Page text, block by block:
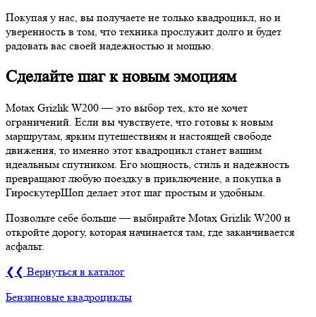
Покупая у нас, вы получаете не только квадроцикл, но и
уверенность в том, что техника прослужит долго и будет
радовать вас своей надежностью и мощью.
Сделайте шаг к новым эмоциям
Motax Grizlik W200 — это выбор тех, кто не хочет
ограничений. Если вы чувствуете, что готовы к новым
маршрутам, ярким путешествиям и настоящей свободе
движения, то именно этот квадроцикл станет вашим
идеальным спутником. Его мощность, стиль и надежность
превращают любую поездку в приключение, а покупка в
ГироскутерШоп делает этот шаг простым и удобным.
Позвольте себе больше — выбирайте Motax Grizlik W200 и
откройте дорогу, которая начинается там, где заканчивается
асфальт.
❮❮ Вернуться в каталог
Бензиновые квадроциклы